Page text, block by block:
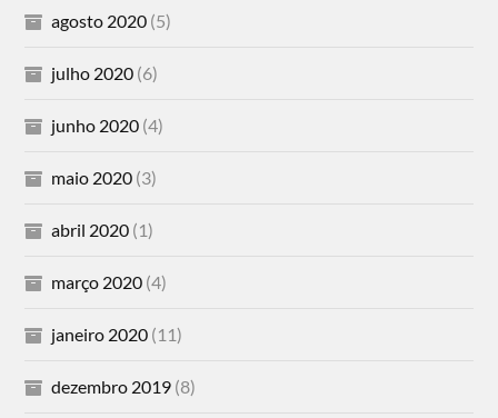
agosto 2020 (5)
julho 2020 (6)
junho 2020 (4)
maio 2020 (3)
abril 2020 (1)
março 2020 (4)
janeiro 2020 (11)
dezembro 2019 (8)